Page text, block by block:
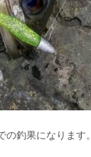
釣果になります。